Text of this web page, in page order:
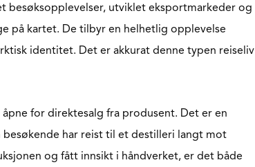
besøksopplevelser, utviklet eksportmarkeder og
på kartet. De tilbyr en helhetlig opplevelse
identitet. Det er akkurat denne typen reiseliv
for direktesalg fra produsent. Det er en
har reist til et destilleri langt mot
og fått innsikt i håndverket, er det både